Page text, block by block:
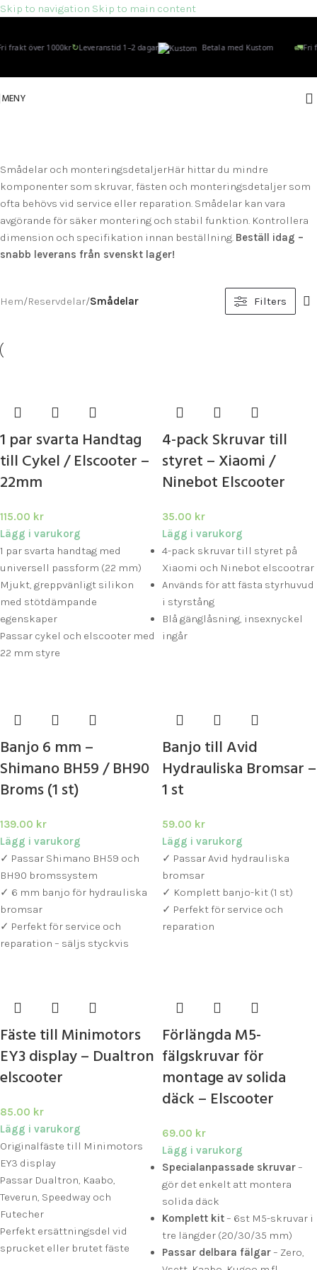
Skip to navigation Skip to main content
frakt över 1000kr↻Leveranstid 1–2 dagar Betala med Kustom 🚛Fri
MENY
Smådelar och monteringsdetaljerHär hittar du mindre
komponenter som skruvar, fästen och monteringsdetaljer som
ofta behövs vid service eller reparation. Smådelar kan vara
avgörande för säker montering och stabil funktion. Kontrollera
dimension och specifikation innan beställning. Beställ idag –
snabb leverans från svenskt lager!
Hem/Reservdelar/Smådelar Filters
1 par svarta Handtag
till Cykel / Elscooter –
22mm
115.00 kr
Lägg i varukorg
1 par svarta handtag med
universell passform (22 mm)
Mjukt, greppvänligt silikon
med stötdämpande
egenskaper
Passar cykel och elscooter med
22 mm styre
4-pack Skruvar till
styret – Xiaomi /
Ninebot Elscooter
35.00 kr
Lägg i varukorg
4-pack skruvar till styret på
Xiaomi och Ninebot elscootrar
Används för att fästa styrhuvud
i styrstång
Blå gänglåsning, insexnyckel
ingår
Banjo 6 mm –
Shimano BH59 / BH90
Broms (1 st)
139.00 kr
Lägg i varukorg
✓ Passar Shimano BH59 och
BH90 bromssystem
✓ 6 mm banjo för hydrauliska
bromsar
✓ Perfekt för service och
reparation – säljs styckvis
Banjo till Avid
Hydrauliska Bromsar –
1 st
59.00 kr
Lägg i varukorg
✓ Passar Avid hydrauliska
bromsar
✓ Komplett banjo-kit (1 st)
✓ Perfekt för service och
reparation
Fäste till Minimotors
EY3 display – Dualtron
elscooter
85.00 kr
Lägg i varukorg
Originalfäste till Minimotors
EY3 display
Passar Dualtron, Kaabo,
Teverun, Speedway och
Futecher
Perfekt ersättningsdel vid
sprucket eller brutet fäste
Förlängda M5-
fälgskruvar för
montage av solida
däck – Elscooter
69.00 kr
Lägg i varukorg
Specialanpassade skruvar –
gör det enkelt att montera
solida däck
Komplett kit – 6st M5-skruvar i
tre längder (20/30/35 mm)
Passar delbara fälgar – Zero,